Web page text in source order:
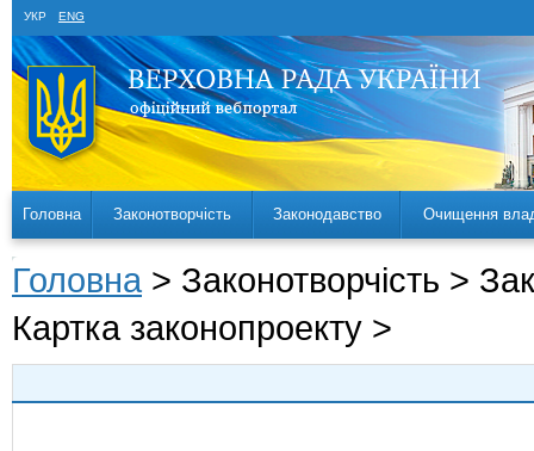
УКР ENG
Головна Законотворчість Законодавство Очищення
Головна > Законотворчість >
Картка законопроекту >